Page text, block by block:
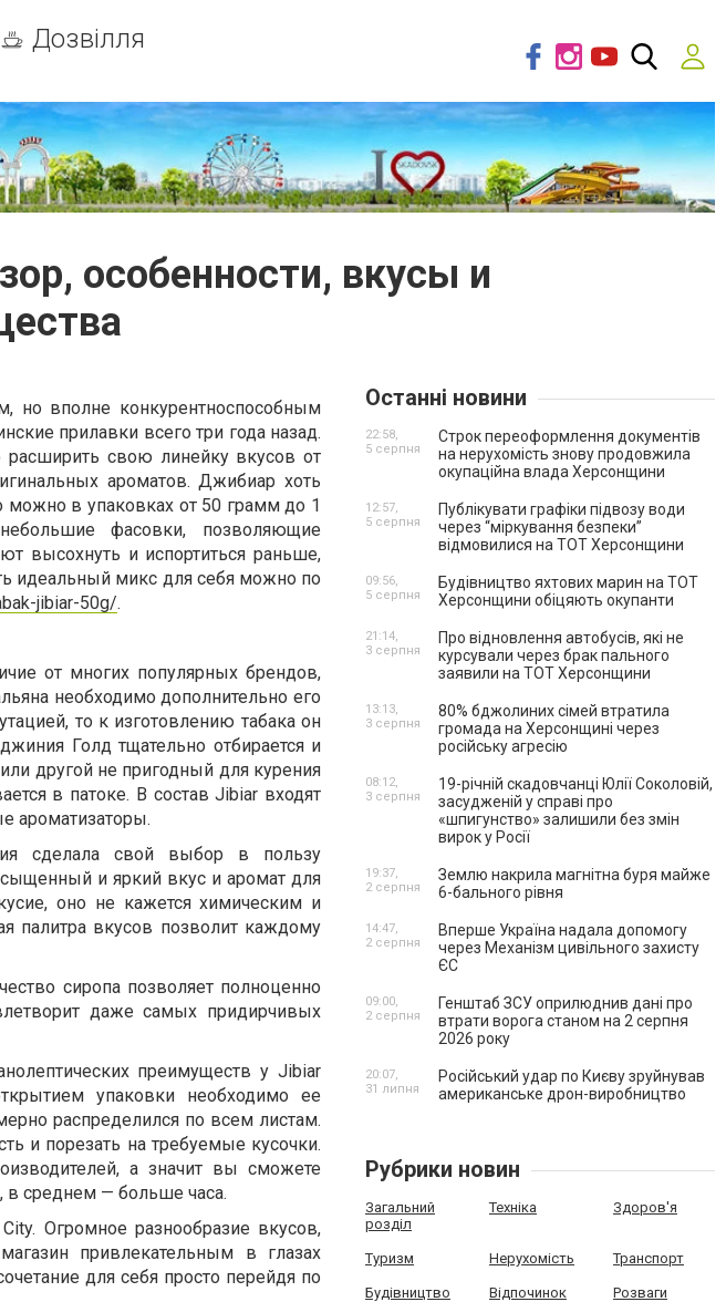
Дозвілля
особенности, вкусы и
но вполне конкурентноспособным
прилавки всего три года назад.
расширить свою линейку вкусов от
ароматов. Джибиар хоть
в упаковках от 50 грамм до 1
фасовки, позволяющие
высохнуть и испортиться раньше,
идеальный микс для себя можно по
jibiar-50g/.
от многих популярных брендов,
необходимо дополнительно его
то к изготовлению табака он
Голд тщательно отбирается и
другой не пригодный для курения
в патоке. В состав Jibiar входят
ароматизаторы.
сделала свой выбор в пользу
и яркий вкус и аромат для
оно не кажется химическим и
палитра вкусов позволит каждому
сиропа позволяет полноценно
даже самых придирчивых
преимуществ у Jibiar
упаковки необходимо ее
распределился по всем листам.
и порезать на требуемые кусочки.
а значит вы сможете
в среднем — больше часа.
Огромное разнообразие вкусов,
привлекательным в глазах
для себя просто перейдя по
Останні новини
Строк переоформлення документів
на нерухомість знову продовжила
окупаційна влада Херсонщини
22:58,
5 серпня
Публікувати графіки підвозу води
через “міркування безпеки”
відмовилися на ТОТ Херсонщини
12:57,
5 серпня
Будівництво яхтових марин на ТОТ
Херсонщини обіцяють окупанти
09:56,
5 серпня
Про відновлення автобусів, які не
курсували через брак пального
заявили на ТОТ Херсонщини
21:14,
3 серпня
80% бджолиних сімей втратила
громада на Херсонщині через
російську агресію
13:13,
3 серпня
19-річній скадовчанці Юлії Соколовій,
засудженій у справі про
«шпигунство» залишили без змін
вирок у Росії
08:12,
3 серпня
Землю накрила магнітна буря майже
6-бального рівня
19:37,
2 серпня
Вперше Україна надала допомогу
через Механізм цивільного захисту
ЄС
14:47,
2 серпня
Генштаб ЗСУ оприлюднив дані про
втрати ворога станом на 2 серпня
2026 року
09:00,
2 серпня
Російський удар по Києву зруйнував
американське дрон-виробництво
20:07,
31 липня
Рубрики новин
Загальний
розділ
Техніка Здоров'я
Туризм Нерухомість Транспорт
Будівництво Відпочинок Розваги